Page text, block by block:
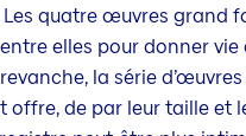
quatre œuvres grand
elles pour donner vie
la série
offre, de par leur taille et